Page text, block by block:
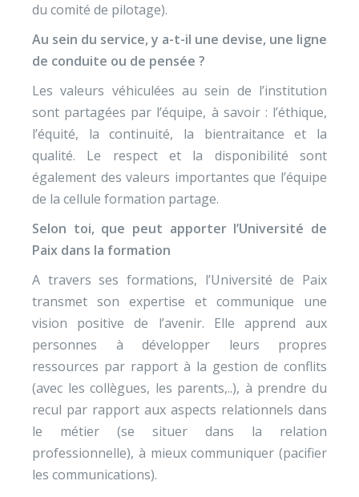
du comité de pilotage).
Au sein du service, y a-t-il une devise, une ligne
de conduite ou de pensée ?
Les valeurs véhiculées au sein de l’institution
sont partagées par l’équipe, à savoir : l’éthique,
l’équité, la continuité, la bientraitance et la
qualité. Le respect et la disponibilité sont
également des valeurs importantes que l’équipe
de la cellule formation partage.
Selon toi, que peut apporter l’Université de
Paix dans la formation
A travers ses formations, l’Université de Paix
transmet son expertise et communique une
vision positive de l’avenir. Elle apprend aux
personnes à développer leurs propres
ressources par rapport à la gestion de conflits
(avec les collègues, les parents,..), à prendre du
recul par rapport aux aspects relationnels dans
le métier (se situer dans la relation
professionnelle), à mieux communiquer (pacifier
les communications).